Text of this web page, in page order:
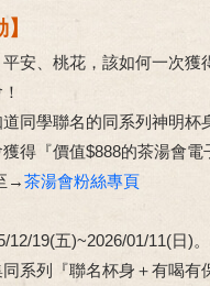
安、桃花，該如何一次獲
同學聯名的同系列神明杯
得『價值$888的茶湯會電
→茶湯會粉絲專頁
12/19(五)~2026/01/11(日)。
系列『聯名杯身＋有喝有